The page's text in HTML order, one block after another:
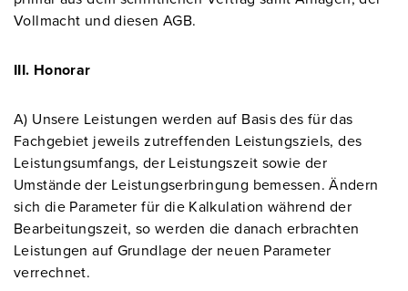
Vollmacht und diesen AGB.
III. Honorar
A) Unsere Leistungen werden auf Basis des für das
Fachgebiet jeweils zutreffenden Leistungsziels, des
Leistungsumfangs, der Leistungszeit sowie der
Umstände der Leistungserbringung bemessen. Ändern
sich die Parameter für die Kalkulation während der
Bearbeitungszeit, so werden die danach erbrachten
Leistungen auf Grundlage der neuen Parameter
verrechnet.